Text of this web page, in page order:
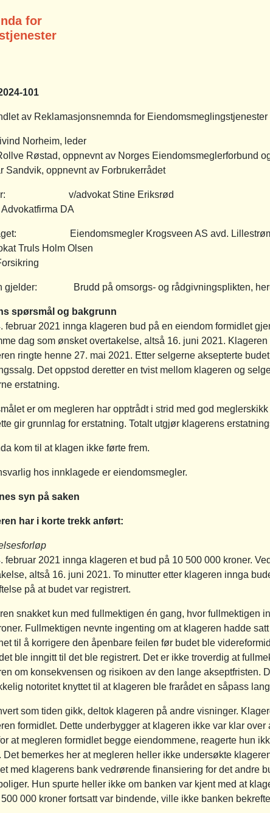
for
101
av Reklamasjonsnemnda for Eiendomsmeglingstjenester
Norheim, leder
Røstad, oppnevnt av Norges Eiendomsmeglerforbund
Sandvik, oppnevnt av Forbrukerrådet
v/advokat Stine Eriksrød
Advokatfirma DA
Eiendomsmegler Krogsveen AS avd.
Truls Holm Olsen
gjelder: Brudd på omsorgs- og rådgivningsplikten,
spørsmål og bakgrunn
februar 2021 innga klageren bud på en eiendom formidlet
dag som ønsket overtakelse, altså 16. juni 2021.
ringte henne 27. mai 2021. Etter selgerne aksepterte
Det oppstod deretter en tvist mellom klageren og
erstatning.
er om megleren har opptrådt i strid med god
gir grunnlag for erstatning. Totalt utgjør klagerens
kom til at klagen ikke førte frem.
hos innklagede er eiendomsmegler.
syn på saken
har i korte trekk anført:
februar 2021 innga klageren et bud på 10 500 000 kroner.
altså 16. juni 2021. To minutter etter klageren innga
på at budet var registrert.
snakket kun med fullmektigen én gang, hvor fullmektigen
Fullmektigen nevnte ingenting om at klageren hadde
til å korrigere den åpenbare feilen før budet ble
ble inngitt til det ble registrert. Det er ikke troverdig at
om konsekvensen og risikoen av den lange akseptfristen.
notoritet knyttet til at klageren ble frarådet en såpass
som tiden gikk, deltok klageren på andre visninger.
formidlet. Dette underbygger at klageren ikke var klar
at megleren formidlet begge eiendommene, reagerte hun
Det bemerkes her at megleren heller ikke undersøkte
med klagerens bank vedrørende finansiering for det andre
Hun spurte heller ikke om banken var kjent med at
000 kroner fortsatt var bindende, ville ikke banken